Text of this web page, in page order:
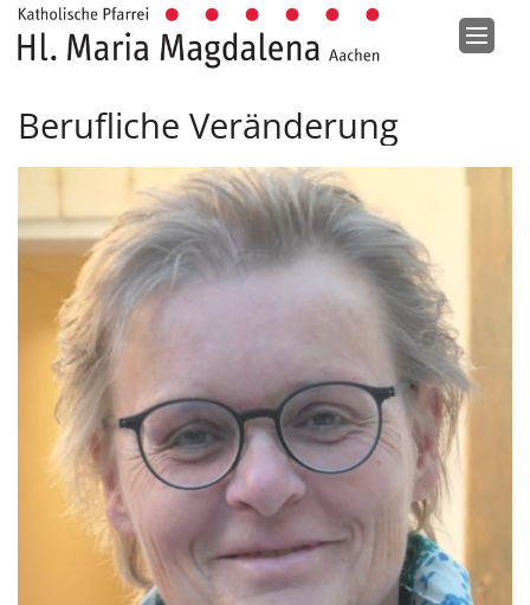
Zum Inhalt springen
Berufliche Veränderung